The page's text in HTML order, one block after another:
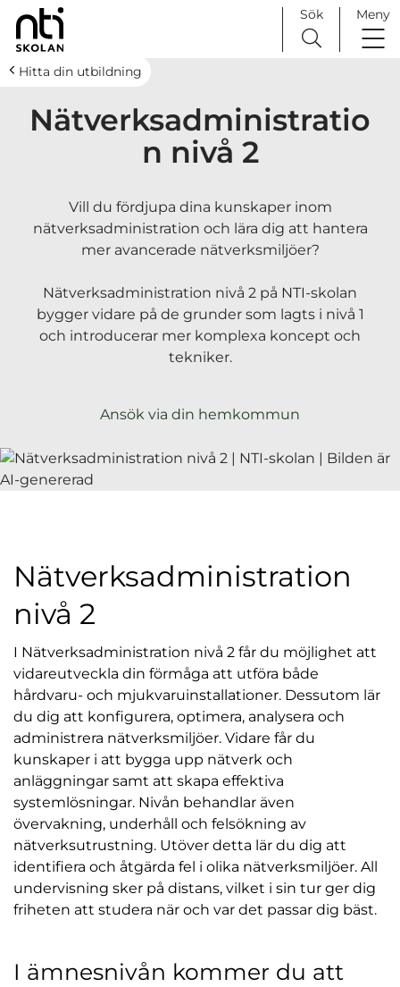
H
Huvudnavigation
Sök Meny
Hitta din utbildning
Nätverksadministratio
n nivå 2
Vill du fördjupa dina kunskaper inom
nätverksadministration och lära dig att hantera
mer avancerade nätverksmiljöer?
Nätverksadministration nivå 2 på NTI-skolan
bygger vidare på de grunder som lagts i nivå 1
och introducerar mer komplexa koncept och
tekniker.
Ansök via din hemkommun
Nätverksadministration
nivå 2
I Nätverksadministration nivå 2 får du möjlighet att
vidareutveckla din förmåga att utföra både
hårdvaru- och mjukvaruinstallationer. Dessutom lär
du dig att konfigurera, optimera, analysera och
administrera nätverksmiljöer. Vidare får du
kunskaper i att bygga upp nätverk och
anläggningar samt att skapa effektiva
systemlösningar. Nivån behandlar även
övervakning, underhåll och felsökning av
nätverksutrustning. Utöver detta lär du dig att
identifiera och åtgärda fel i olika nätverksmiljöer. All
undervisning sker på distans, vilket i sin tur ger dig
friheten att studera när och var det passar dig bäst.
I ämnesnivån kommer du att